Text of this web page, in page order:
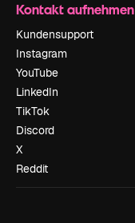
Kontakt aufnehmen
Kundensupport
Instagram
YouTube
LinkedIn
TikTok
Discord
X
Reddit